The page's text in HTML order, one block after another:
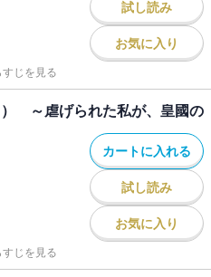
試し読み
お気に入り
すじを見る
～虐げられた私が、皇國の
カートに入れる
試し読み
お気に入り
すじを見る